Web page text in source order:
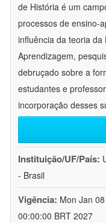
de História é um
processos de ensino-
influência da teoria
Aprendizagem,
debruçado sobre a
estudantes e
incorporação desses
Instituição/UF/País:
- Brasil
Vigência: Mon Jan
00:00:00 BRT 2027